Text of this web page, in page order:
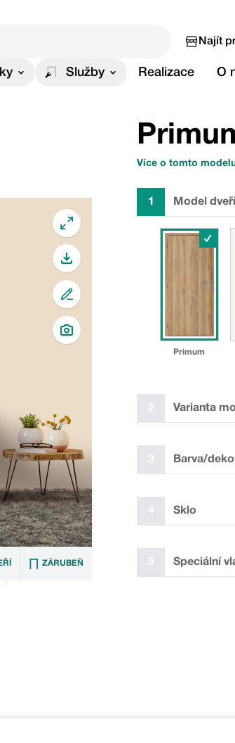
Najít
Služby Realizace O
ZÁRUBEŇ
Více o tomto
1 Model dveří
Primum
✓
2 Varianta
P
3 Barva/
4 Sklo
5 Speciální